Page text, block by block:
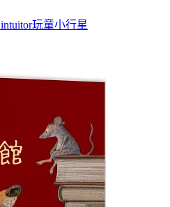
intuitor玩童小行星